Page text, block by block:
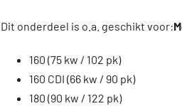
Dit onderdeel is o.a. geschikt voor:
160 (75 kw / 102 pk)
160 CDI (66 kw / 90 pk)
180 (90 kw / 122 pk)